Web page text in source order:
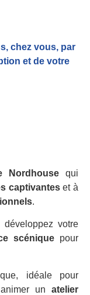
chez vous, par
et de votre
Nordhouse qui
captivanteset à
.
développez votre
scénique pour
idéale pour
unatelier